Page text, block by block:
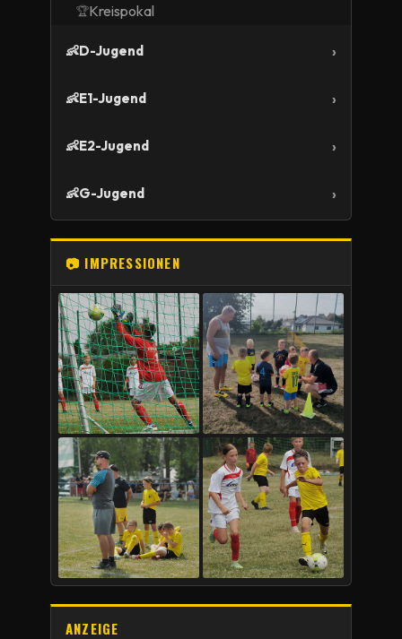
🏆Kreispokal
👶D-Jugend
👶E1-Jugend
👶E2-Jugend
👶G-Jugend
📷 IMPRESSIONEN
ANZEIGE